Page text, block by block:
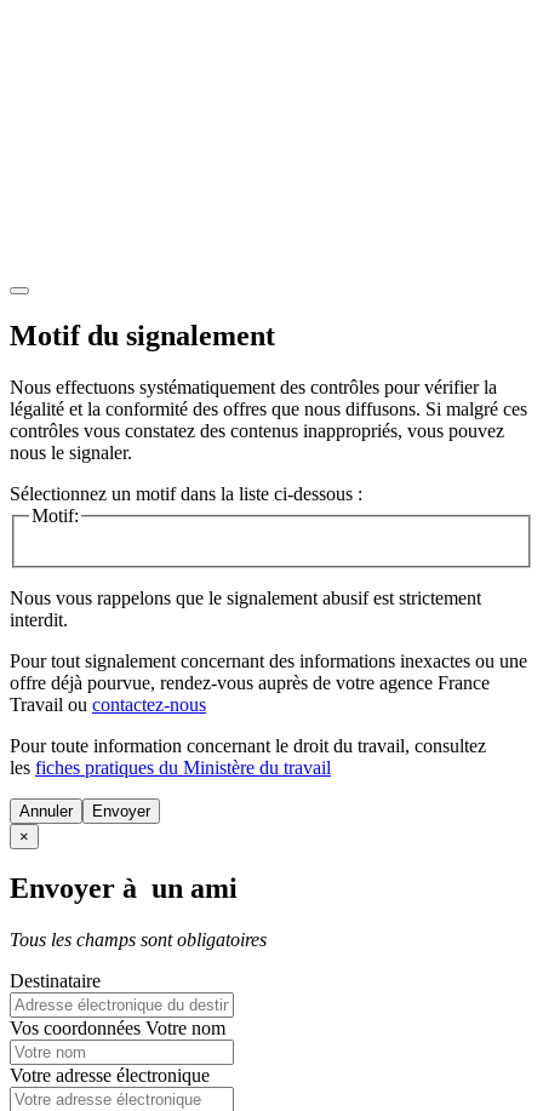
Motif du signalement
Nous effectuons systématiquement des contrôles pour vérifier la
légalité et la conformité des offres que nous diffusons. Si malgré ces
contrôles vous constatez des contenus inappropriés, vous pouvez
nous le signaler.
Sélectionnez un motif dans la liste ci-dessous :
Motif:
Nous vous rappelons que le signalement abusif est strictement
interdit.
Pour tout signalement concernant des informations inexactes ou une
offre déjà pourvue, rendez-vous auprès de votre agence France
Travail ou contactez-nous
Pour toute information concernant le droit du travail, consultez
les fiches pratiques du Ministère du travail
Annuler
×
Envoyer à un ami
Tous les champs sont obligatoires
Destinataire
Vos coordonnées Votre nom
Votre adresse électronique